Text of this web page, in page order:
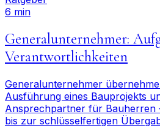
6 min
Generalunternehmer:
Verantwortlichkeiten
Generalunternehmer
Ausführung eines Bauprojekts
Ansprechpartner für Bauherren
bis zur schlüsselfertigen